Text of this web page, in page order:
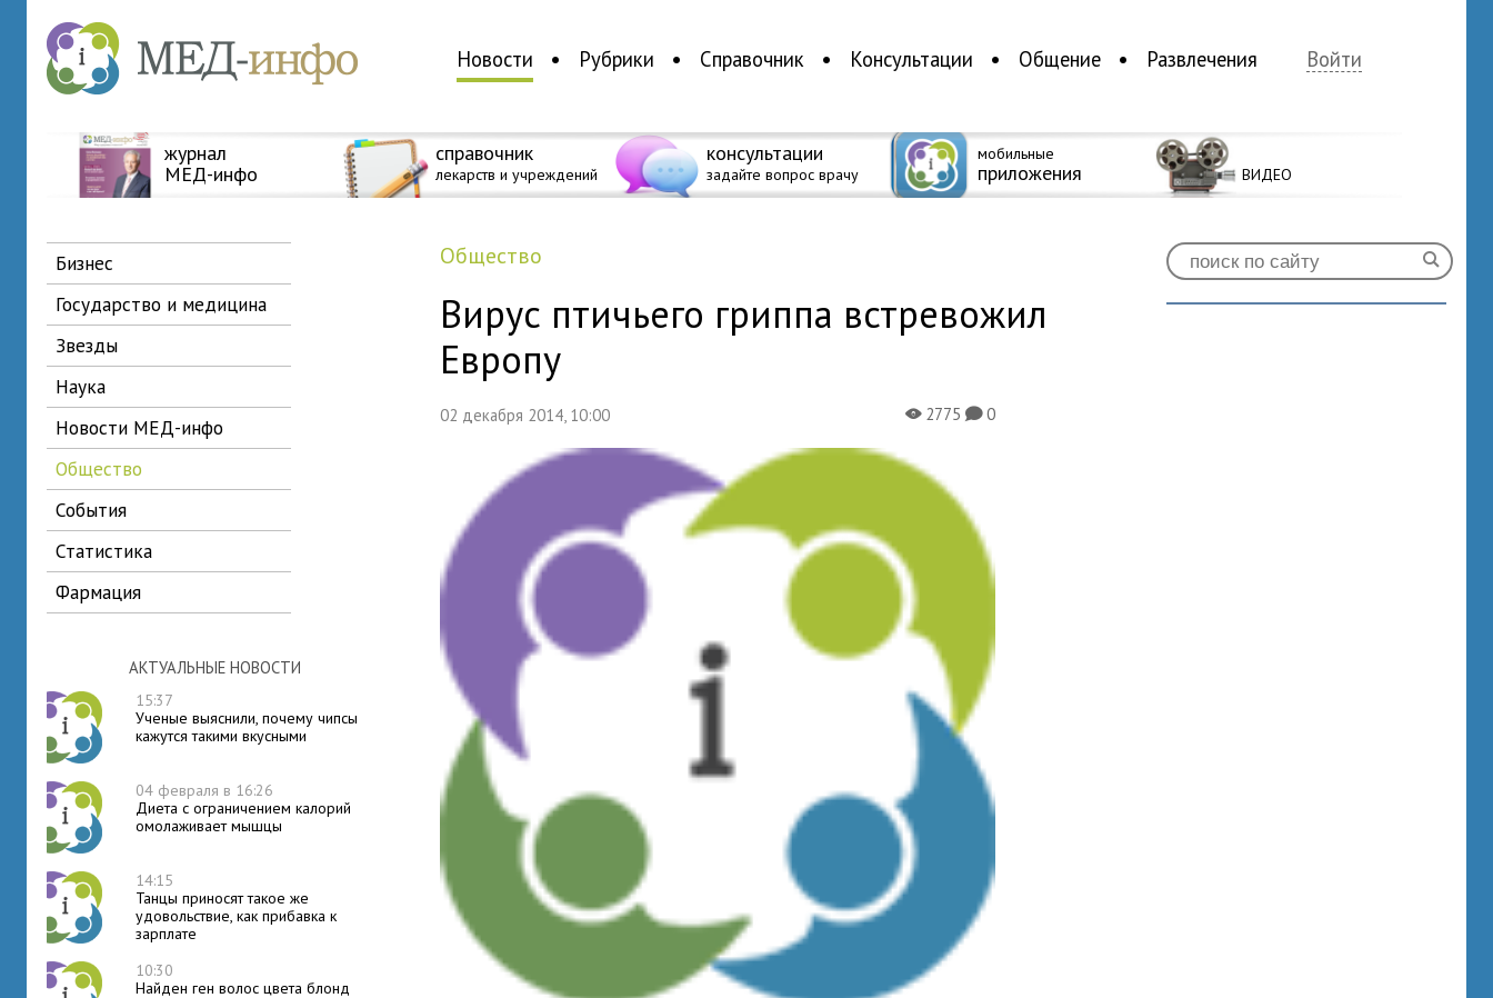
Новости Рубрики Справочник Консультации Общение Развлечения Войти
журнал
МЕД-инфо
справочник
лекарств и учреждений
консультации
задайте вопрос врачу
мобильные
приложения ВИДЕО
бизнес
государство и медицина
звезды
наука
новости МЕД-инфо
общество
события
статистика
фармация
АКТУАЛЬНЫЕ НОВОСТИ
15:37
Ученые выяснили, почему чипсы
кажутся такими вкусными
04 февраля в 16:26
Диета с ограничением калорий
омолаживает мышцы
14:15
Танцы приносят такое же
удовольствие, как прибавка к
зарплате
10:30
Найден ген волос цвета блонд
общество
Вирус птичьего гриппа встревожил
Европу
02 декабря 2014, 10:00 X2775K0